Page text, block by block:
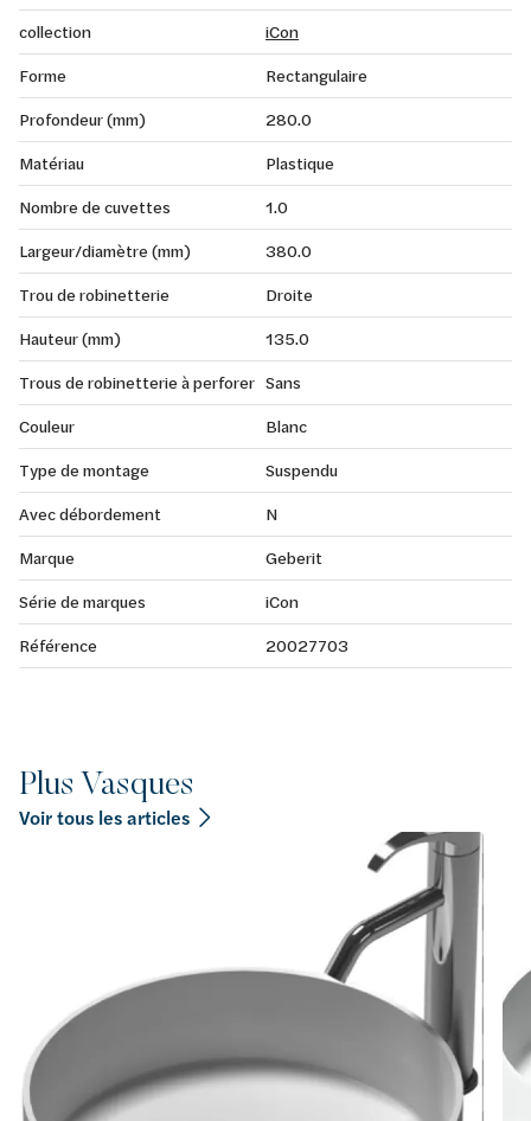
collection
iCon
Forme
Rectangulaire
Profondeur (mm)
280.0
Matériau
Plastique
Nombre de cuvettes
1.0
Largeur/diamètre (mm)
380.0
Trou de robinetterie
Droite
Hauteur (mm)
135.0
Trous de robinetterie à perforer Sans
Couleur
Blanc
Type de montage
Suspendu
Avec débordement
N
Marque
Geberit
Série de marques
iCon
Référence
20027703
Plus Vasques
Voir tous les articles